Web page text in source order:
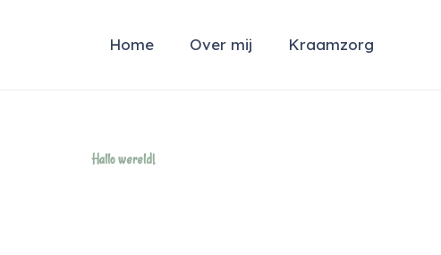
Home Over mij Kraamzorg
Hallo wereld!